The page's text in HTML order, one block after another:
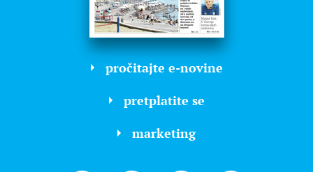
pročitajte e-novine
pretplatite se
marketing